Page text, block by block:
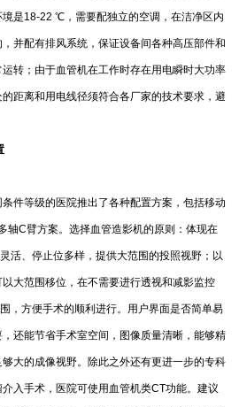
是18-22 ℃，需要配独立的空调，在洁净区内
并配有排风系统，保证设备间各种高压部件和
转；由于血管机在工作时存在用电瞬时大功率
距离和用电线径须符合各厂家的技术要求，避
件等级的医院推出了各种配置方案，包括移动
轴C臂方案。选择血管造影机的原则：体现在
活、停止位多样，提供大范围的投照视野；以
大范围移位，在不需要进行透视和减影监控
，方便手术的顺利进行。用户界面是否简单易
还能节省手术室空间，图像质量清晰，能够精
大的成像视野。除此之外还有更进一步的专科
入手术，医院可使用血管机类CT功能。建议